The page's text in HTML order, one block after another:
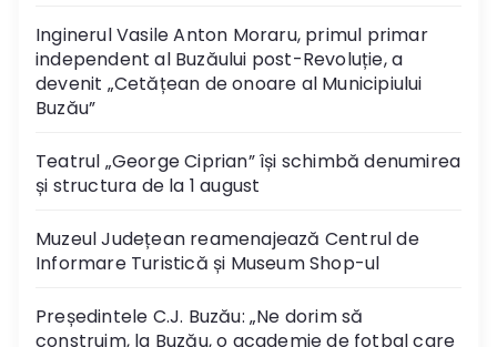
Inginerul Vasile Anton Moraru, primul primar
independent al Buzăului post-Revoluție, a
devenit „Cetățean de onoare al Municipiului
Buzău”
Teatrul „George Ciprian” își schimbă denumirea
și structura de la 1 august
Muzeul Județean reamenajează Centrul de
Informare Turistică și Museum Shop-ul
Președintele C.J. Buzău: „Ne dorim să
construim, la Buzău, o academie de fotbal care